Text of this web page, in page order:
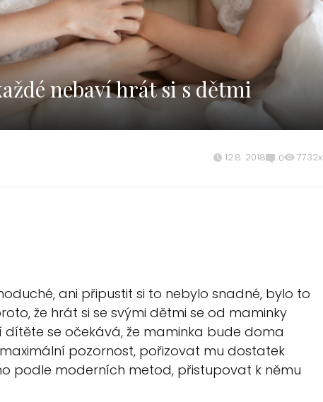
nebaví hrát si s dětmi
12.8. 2018 0 7732x
ani připustit si to nebylo snadné, bylo to
že hrát si se svými dětmi se od maminky
dítěte se očekává, že maminka bude doma
pozornost, pořizovat mu dostatek
podle moderních metod, přistupovat k němu